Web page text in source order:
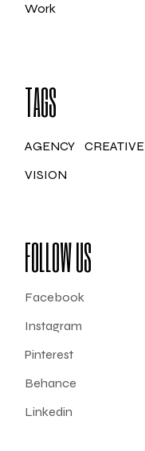
Work
TAGS
AGENCY CREATIVE
VISION
FOLLOW US
Facebook
Instagram
Pinterest
Behance
Linkedin